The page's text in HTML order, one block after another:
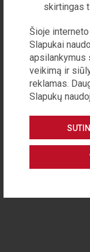
skirtingas
Šioje
Slapukai
apsilankymus
veikimą ir
reklamas.
Slapukų